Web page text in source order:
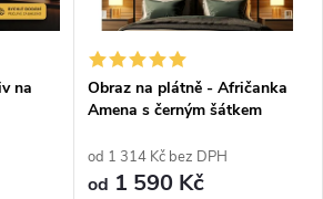
na
Obraz na plátně - Afričanka
Amena s černým šátkem
od 1 314 Kč bez DPH
od 1 590 Kč